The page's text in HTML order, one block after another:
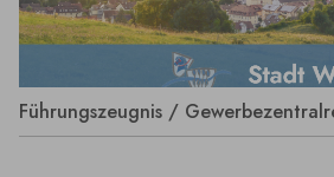
Führungszeugnis /